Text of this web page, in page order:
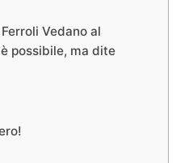
Vedano al
possibile, ma dite